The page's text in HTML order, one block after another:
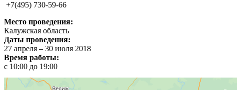
+7(495) 730-59-66
Место проведения:
Калужская область
Даты проведения:
27 апреля – 30 июля 2018
Время работы:
с 10:00 до 19:00